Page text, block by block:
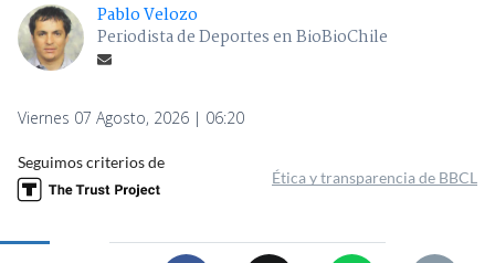
Pablo Velozo
Periodista de Deportes en BioBioChile
Viernes 07 Agosto, 2026 | 06:20
Seguimos criterios de
Ética y transparencia de BBCL